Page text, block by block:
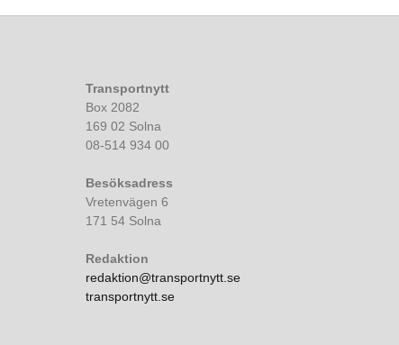
Transportnytt
Box 2082
169 02 Solna
08-514 934 00
Besöksadress
Vretenvägen 6
171 54 Solna
Redaktion
redaktion@transportnytt.se
transportnytt.se